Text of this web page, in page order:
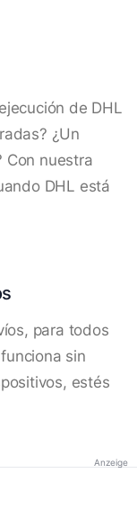
de DHL
¿Un
Con nuestra
DHL está
para todos
sin
estés
Anzeige